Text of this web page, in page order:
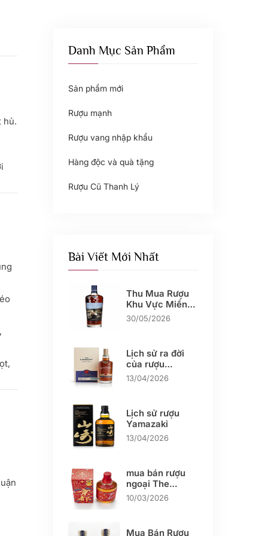
hủ.
,
Danh Mục Sản Phẩm
Sản phẩm mới
Rượu mạnh
Rượu vang nhập khẩu
Hàng độc và quà tặng
Rượu Cũ Thanh Lý
Bài Viết Mới Nhất
Thu Mua Rượu
Khu Vực Miền
Tây
30/05/2026
Lịch sử ra đời
của rượu
Glenlivet
13/04/2026
Lịch sử rượu
Yamazaki
13/04/2026
mua bán rượu
ngoại The
KYOTO
10/03/2026
Mua Bán Rượu